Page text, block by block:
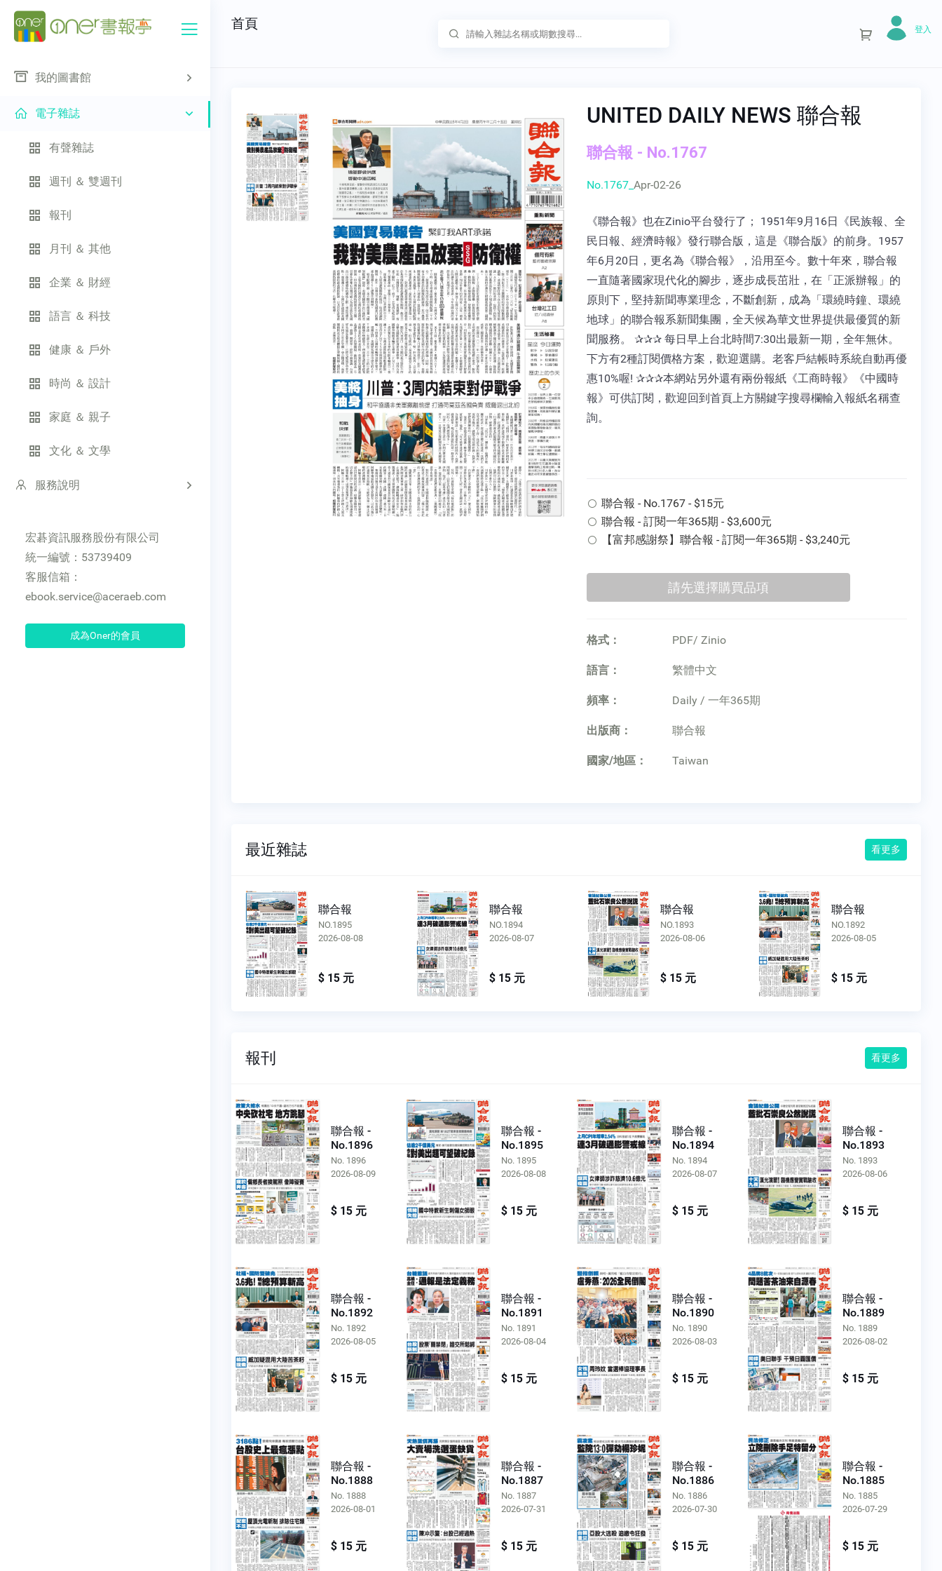
我的圖書館
電子雜誌
有聲雜誌
週刊 ＆ 雙週刊
報刊
月刊 ＆ 其他
企業 ＆ 財經
語言 ＆ 科技
健康 ＆ 戶外
時尚 ＆ 設計
家庭 ＆ 親子
文化 ＆ 文學
服務說明
宏碁資訊服務股份有限公司
統一編號：53739409
客服信箱：
ebook.service@aceraeb.com
成為Oner的會員
首頁 登入
UNITED DAILY NEWS 聯合報
聯合報 - No.1767
No.1767_ Apr-02-26
《聯合報》也在Zinio平台發行了； 1951年9月16日《民族報、全
民日報、經濟時報》發行聯合版，這是《聯合版》的前身。1957
年6月20日，更名為《聯合報》，沿用至今。數十年來，聯合報
一直隨著國家現代化的腳步，逐步成長茁壯，在「正派辦報」的
原則下，堅持新聞專業理念，不斷創新，成為「環繞時鐘、環繞
地球」的聯合報系新聞集團，全天候為華文世界提供最優質的新
聞服務。 ✰✰✰ 每日早上台北時間7:30出最新一期，全年無休。
下方有2種訂閱價格方案，歡迎選購。老客戶結帳時系統自動再優
惠10%喔! ✰✰✰本網站另外還有兩份報紙《工商時報》《中國時
報》可供訂閱，歡迎回到首頁上方關鍵字搜尋欄輸入報紙名稱查
詢。
聯合報 - No.1767 - $15元
聯合報 - 訂閱一年365期 - $3,600元
【富邦感謝祭】聯合報 - 訂閱一年365期 - $3,240元
格式： PDF/ Zinio
語言： 繁體中文
頻率： Daily / 一年365期
出版商： 聯合報
國家/地區： Taiwan
最近雜誌 看更多
聯合報
NO.1895
2026-08-08
$ 15 元
聯合報
NO.1894
2026-08-07
$ 15 元
聯合報
NO.1893
2026-08-06
$ 15 元
聯合報
NO.1892
2026-08-05
$ 15 元
報刊 看更多
聯合報 -
No.1896
No. 1896
2026-08-09
$ 15 元
聯合報 -
No.1895
No. 1895
2026-08-08
$ 15 元
聯合報 -
No.1894
No. 1894
2026-08-07
$ 15 元
聯合報 -
No.1893
No. 1893
2026-08-06
$ 15 元
聯合報 -
No.1892
No. 1892
2026-08-05
$ 15 元
聯合報 -
No.1891
No. 1891
2026-08-04
$ 15 元
聯合報 -
No.1890
No. 1890
2026-08-03
$ 15 元
聯合報 -
No.1889
No. 1889
2026-08-02
$ 15 元
聯合報 -
No.1888
No. 1888
2026-08-01
$ 15 元
聯合報 -
No.1887
No. 1887
2026-07-31
$ 15 元
聯合報 -
No.1886
No. 1886
2026-07-30
$ 15 元
聯合報 -
No.1885
No. 1885
2026-07-29
$ 15 元